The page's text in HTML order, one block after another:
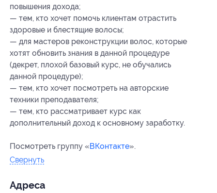
повышения дохода;
— тем, кто хочет помочь клиентам отрастить
здоровые и блестящие волосы;
— для мастеров реконструкции волос, которые
хотят обновить знания в данной процедуре
(декрет, плохой базовый курс, не обучались
данной процедуре);
— тем, кто хочет посмотреть на авторские
техники преподавателя;
— тем, кто рассматривает курс как
дополнительный доход к основному заработку.
Посмотреть группу «ВКонтакте».
Свернуть
Адресa